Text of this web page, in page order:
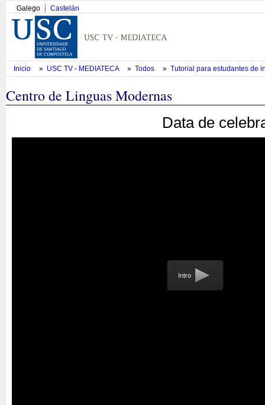
Galego Castelán
Inicio » USC TV - MEDIATECA » Todos » Tutorial para estudantes de
Centro de Linguas Modernas
Data de
Intro